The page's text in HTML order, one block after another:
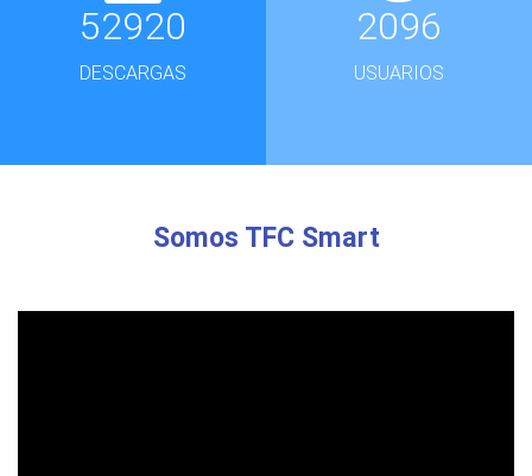
52920
DESCARGAS
2096
USUARIOS
Somos TFC Smart